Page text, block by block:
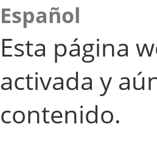
Español
Esta página
activada y
contenido.